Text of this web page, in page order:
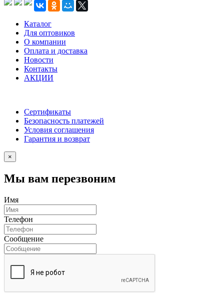
Каталог
Для оптовиков
О компании
Оплата и доставка
Новости
Контакты
АКЦИИ
Сертификаты
Безопасность платежей
Условия соглашения
Гарантия и возврат
×
Мы вам перезвоним
Имя
Телефон
Сообщение